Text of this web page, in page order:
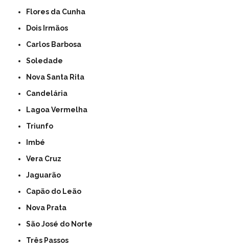
Flores da Cunha
Dois Irmãos
Carlos Barbosa
Soledade
Nova Santa Rita
Candelária
Lagoa Vermelha
Triunfo
Imbé
Vera Cruz
Jaguarão
Capão do Leão
Nova Prata
São José do Norte
Três Passos